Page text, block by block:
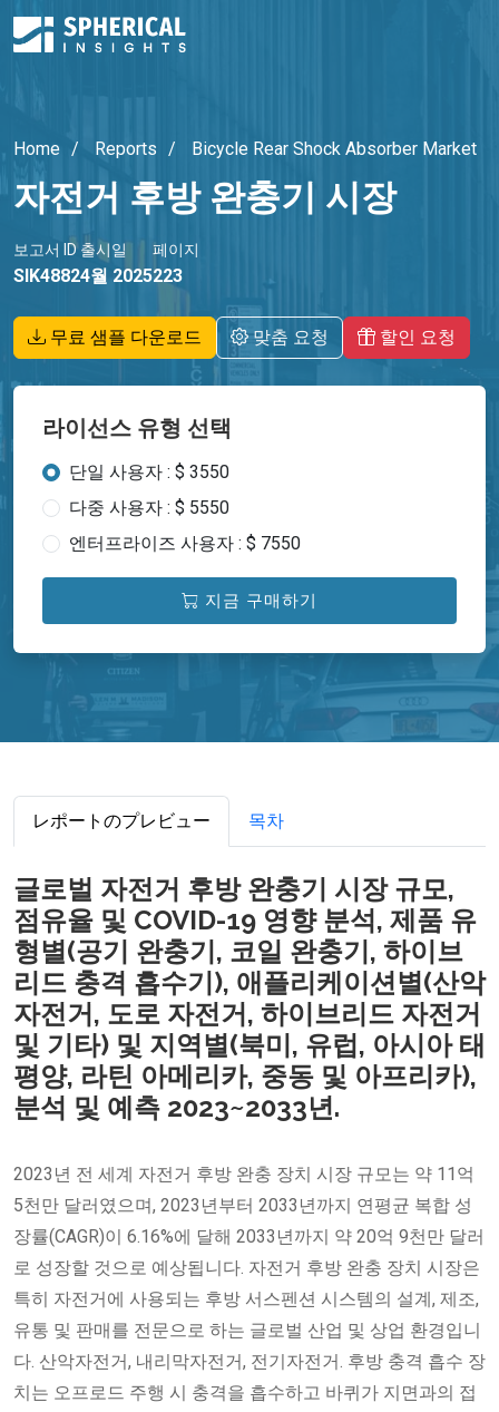
Home Reports Bicycle Rear Shock Absorber Market
자전거 후방 완충기 시장
보고서 ID
SIK4882
출시일
4월 2025
페이지
223
무료 샘플 다운로드 맞춤 요청 할인 요청
라이선스 유형 선택
단일 사용자 : $ 3550
다중 사용자 : $ 5550
엔터프라이즈 사용자 : $ 7550
지금 구매하기
レポートのプレビュー 목차
글로벌 자전거 후방 완충기 시장 규모,
점유율 및 COVID-19 영향 분석, 제품 유
형별(공기 완충기, 코일 완충기, 하이브
리드 충격 흡수기), 애플리케이션별(산악
자전거, 도로 자전거, 하이브리드 자전거
및 기타) 및 지역별(북미, 유럽, 아시아 태
평양, 라틴 아메리카, 중동 및 아프리카),
분석 및 예측 2023~2033년.
2023년 전 세계 자전거 후방 완충 장치 시장 규모는 약 11억
5천만 달러였으며, 2023년부터 2033년까지 연평균 복합 성
장률(CAGR)이 6.16%에 달해 2033년까지 약 20억 9천만 달러
로 성장할 것으로 예상됩니다. 자전거 후방 완충 장치 시장은
특히 자전거에 사용되는 후방 서스펜션 시스템의 설계, 제조,
유통 및 판매를 전문으로 하는 글로벌 산업 및 상업 환경입니
다. 산악자전거, 내리막자전거, 전기자전거. 후방 충격 흡수 장
치는 오프로드 주행 시 충격을 흡수하고 바퀴가 지면과의 접